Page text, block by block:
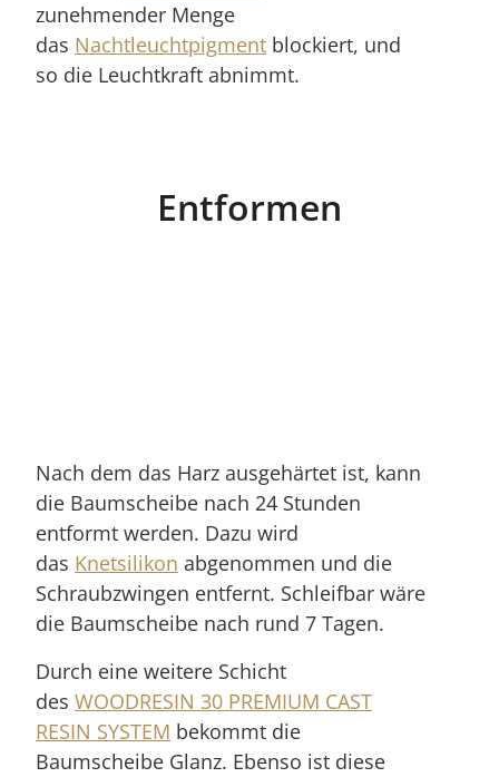
zunehmender Menge
das Nachtleuchtpigment blockiert, und
so die Leuchtkraft abnimmt.
Entformen
Nach dem das Harz ausgehärtet ist, kann
die Baumscheibe nach 24 Stunden
entformt werden. Dazu wird
das Knetsilikon abgenommen und die
Schraubzwingen entfernt. Schleifbar wäre
die Baumscheibe nach rund 7 Tagen.
Durch eine weitere Schicht
des WOODRESIN 30 PREMIUM CAST
RESIN SYSTEM bekommt die
Baumscheibe Glanz. Ebenso ist diese